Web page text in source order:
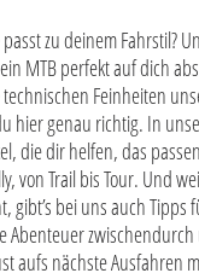
zu deinem Fahrstil?
MTB perfekt auf dich
Feinheiten
hier genau richtig. In
die dir helfen, das
von Trail bis Tour. Und
gibt’s bei uns auch Tipps
Abenteuer
aufs nächste Ausfahren